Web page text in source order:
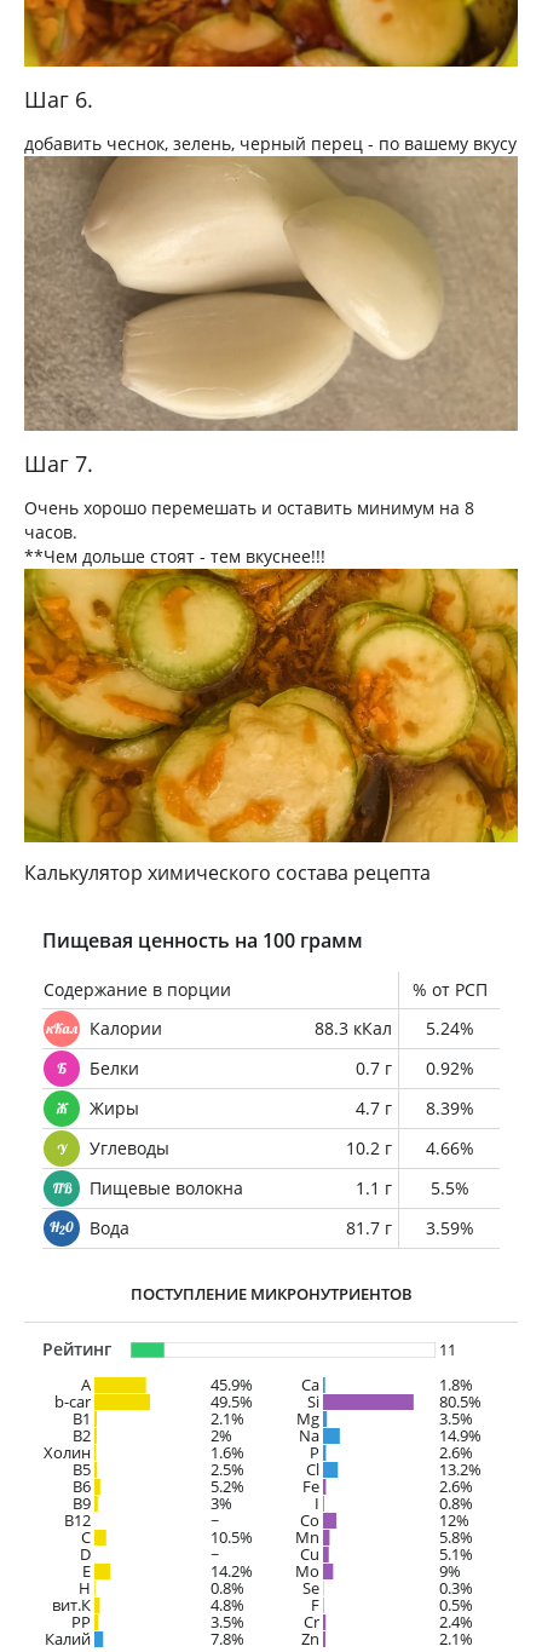
Шаг 6.
добавить чеснок, зелень, черный перец - по вашему вкусу
Шаг 7.
Очень хорошо перемешать и оставить минимум на 8
часов.
**Чем дольше стоят - тем вкуснее!!!
Калькулятор химического состава рецепта
Пищевая ценность на 100 грамм
Содержание в порции
% от РСП
Калории
88.3 кКал
5.24%
Белки
0.7 г
0.92%
Жиры
4.7 г
8.39%
Углеводы
10.2 г
4.66%
Пищевые волокна
1.1 г
5.5%
Вода
81.7 г 3.59%
ПОСТУПЛЕНИЕ МИКРОНУТРИЕНТОВ
Рейтинг
11
A
45.9%
b-car 49.5%
В1 2.1%
B2 2%
Холин 1.6%
B5 2.5%
B6 5.2%
B9 3%
B12 ~
C 10.5%
D ~
E 14.2%
H 0.8%
вит.К 4.8%
PP 3.5%
Калий 7.8%
Ca 1.8%
Si 80.5%
Mg 3.5%
Na 14.9%
P 2.6%
Cl 13.2%
Fe 2.6%
I 0.8%
Co 12%
Mn 5.8%
Cu 5.1%
Mo 9%
Se 0.3%
F 0.5%
Cr 2.4%
Zn 2.1%